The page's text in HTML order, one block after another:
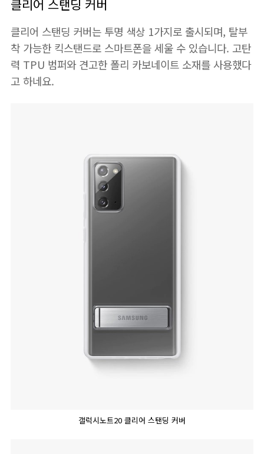
클리어 스탠딩 커버
클리어 스탠딩 커버는 투명 색상 1가지로 출시되며, 탈부
착 가능한 킥스탠드로 스마트폰을 세울 수 있습니다. 고탄
력 TPU 범퍼와 견고한 폴리 카보네이트 소재를 사용했다
고 하네요.
갤럭시노트20 클리어 스탠딩 커버